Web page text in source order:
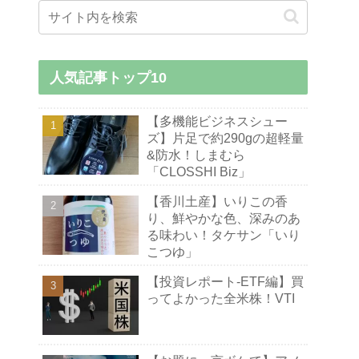
人気記事トップ10
【多機能ビジネスシュー
ズ】片足で約290gの超軽量
&防水！しまむら
「CLOSSHI Biz」
【香川土産】いりこの香
り、鮮やかな色、深みのあ
る味わい！タケサン「いり
こつゆ」
【投資レポート-ETF編】買
ってよかった全米株！VTI